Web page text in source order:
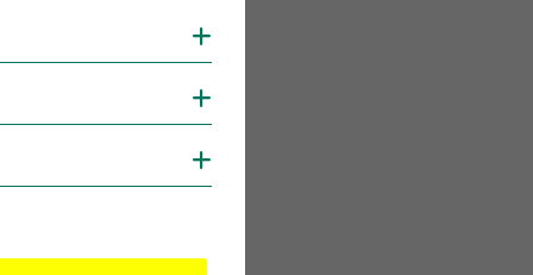
und Gemeinden
größtenteils im